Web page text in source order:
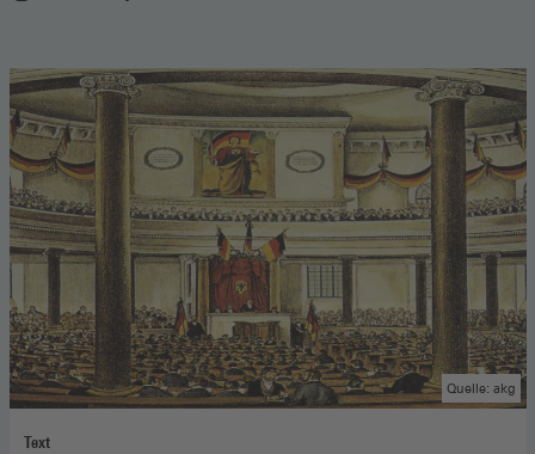
Text
Quelle: akg